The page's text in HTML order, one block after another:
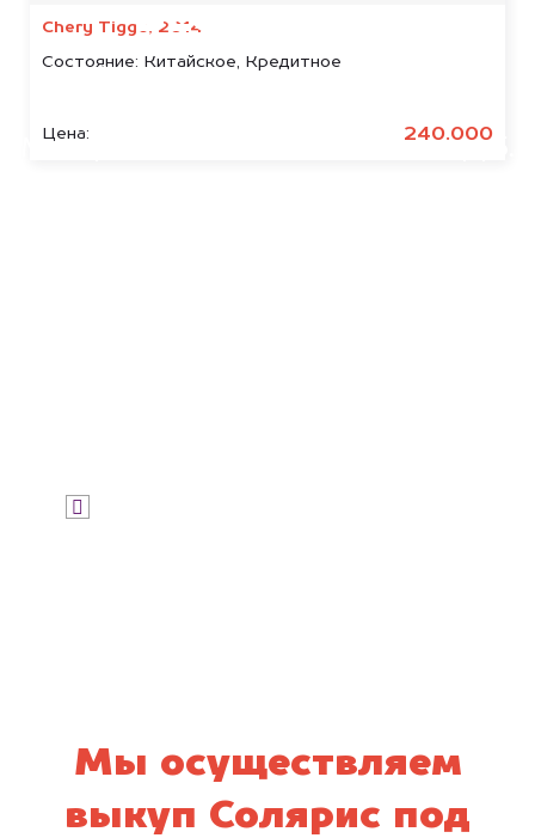
Chery Tiggo, 2014
Состояние: Китайское, Кредитное
Цена: 240.000
БЕСПЛАТНО
Узнайте стоимость арестованных
Мы купим ваше авто на 20.000 руб.
Мы осуществляем
выкуп Солярис под